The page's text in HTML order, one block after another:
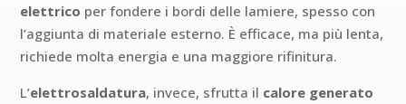
elettrico per fondere i bordi delle lamiere, spesso con
l’aggiunta di materiale esterno. È efficace, ma più lenta,
richiede molta energia e una maggiore rifinitura.
L’elettrosaldatura, invece, sfrutta il calore generato